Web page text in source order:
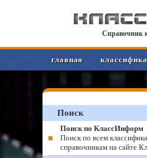
Справочник
главная
Поиск
Поиск по КлассИнформ
Поиск по всем
справочникам на сайте